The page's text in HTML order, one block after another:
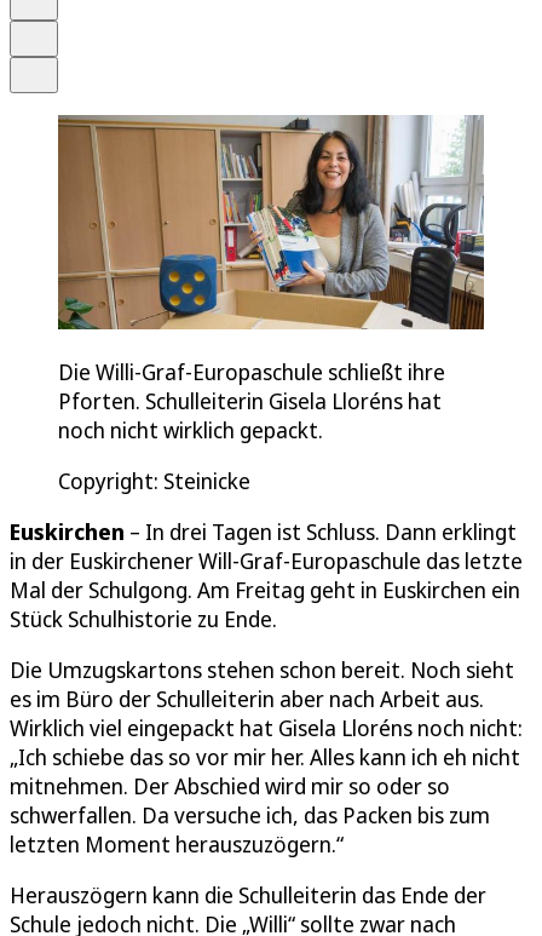
Die Willi-Graf-Europaschule schließt ihre
Pforten. Schulleiterin Gisela Lloréns hat
noch nicht wirklich gepackt.
Copyright: Steinicke
Euskirchen – In drei Tagen ist Schluss. Dann erklingt
in der Euskirchener Will-Graf-Europaschule das letzte
Mal der Schulgong. Am Freitag geht in Euskirchen ein
Stück Schulhistorie zu Ende.
Die Umzugskartons stehen schon bereit. Noch sieht
es im Büro der Schulleiterin aber nach Arbeit aus.
Wirklich viel eingepackt hat Gisela Lloréns noch nicht:
„Ich schiebe das so vor mir her. Alles kann ich eh nicht
mitnehmen. Der Abschied wird mir so oder so
schwerfallen. Da versuche ich, das Packen bis zum
letzten Moment herauszuzögern.“
Herauszögern kann die Schulleiterin das Ende der
Schule jedoch nicht. Die „Willi“ sollte zwar nach